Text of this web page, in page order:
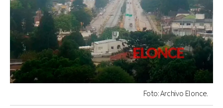
Foto: Archivo Elonce.